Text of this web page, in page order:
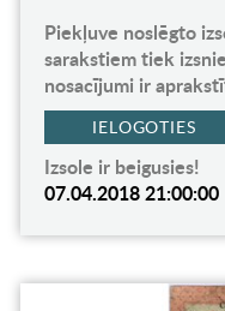
Piekļuve noslēgto
sarakstiem tiek
nosacījumi ir
IELOGOTIES
Izsole ir beigusies!
07.04.2018 21:00:00